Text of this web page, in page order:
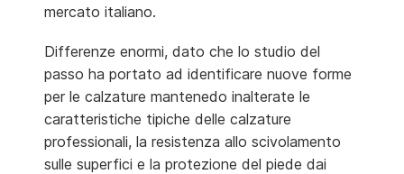
mercato italiano.
Differenze enormi, dato che lo studio del
passo ha portato ad identificare nuove forme
per le calzature mantenedo inalterate le
caratteristiche tipiche delle calzature
professionali, la resistenza allo scivolamento
sulle superfici e la protezione del piede dai